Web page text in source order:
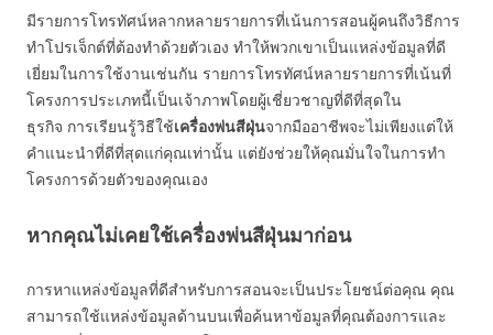
มีรายการโทรทัศน์หลากหลายรายการที่เน้นการสอนผู้คนถึงวิธีการ
ทำโปรเจ็กต์ที่ต้องทำด้วยตัวเอง ทำให้พวกเขาเป็นแหล่งข้อมูลที่ดี
เยี่ยมในการใช้งานเช่นกัน รายการโทรทัศน์หลายรายการที่เน้นที่
โครงการประเภทนี้เป็นเจ้าภาพโดยผู้เชี่ยวชาญที่ดีที่สุดใน
ธุรกิจ การเรียนรู้วิธีใช้เครื่องพ่นสีฝุ่นจากมืออาชีพจะไม่เพียงแต่ให้
คำแนะนำที่ดีที่สุดแก่คุณเท่านั้น แต่ยังช่วยให้คุณมั่นใจในการทำ
โครงการด้วยตัวของคุณเอง
หากคุณไม่เคยใช้เครื่องพ่นสีฝุ่นมาก่อน
การหาแหล่งข้อมูลที่ดีสำหรับการสอนจะเป็นประโยชน์ต่อคุณ คุณ
สามารถใช้แหล่งข้อมูลด้านบนเพื่อค้นหาข้อมูลที่คุณต้องการและ